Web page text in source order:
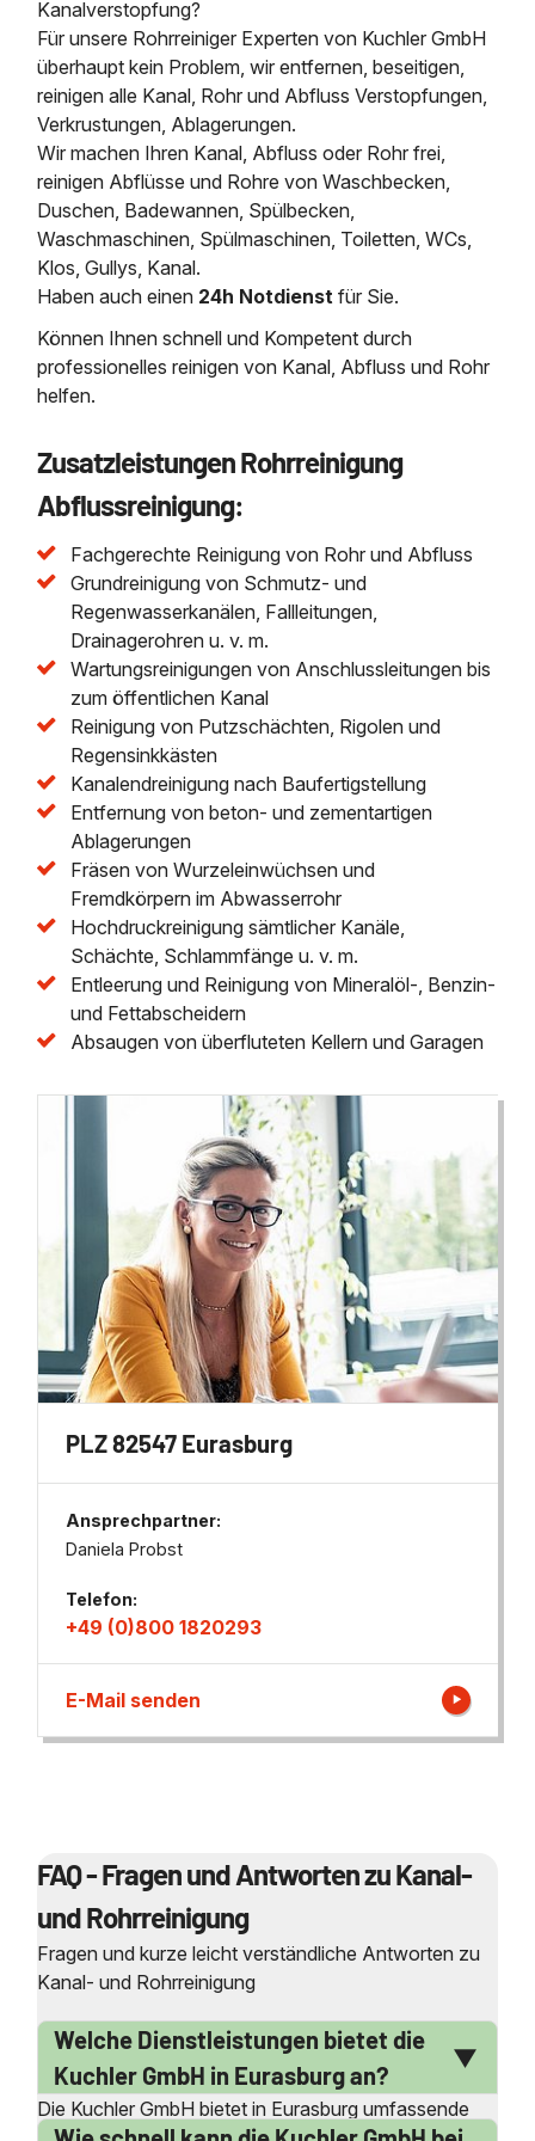
Kanalverstopfung?
Für unsere Rohrreiniger Experten von Kuchler GmbH
überhaupt kein Problem, wir entfernen, beseitigen,
reinigen alle Kanal, Rohr und Abfluss Verstopfungen,
Verkrustungen, Ablagerungen.
Wir machen Ihren Kanal, Abfluss oder Rohr frei,
reinigen Abflüsse und Rohre von Waschbecken,
Duschen, Badewannen, Spülbecken,
Waschmaschinen, Spülmaschinen, Toiletten, WCs,
Klos, Gullys, Kanal.
Haben auch einen 24h Notdienst für Sie.
Können Ihnen schnell und Kompetent durch
professionelles reinigen von Kanal, Abfluss und Rohr
helfen.
Zusatzleistungen Rohrreinigung
Abflussreinigung:
Fachgerechte Reinigung von Rohr und Abfluss
Grundreinigung von Schmutz- und
Regenwasserkanälen, Fallleitungen,
Drainagerohren u. v. m.
Wartungsreinigungen von Anschlussleitungen bis
zum öffentlichen Kanal
Reinigung von Putzschächten, Rigolen und
Regensinkkästen
Kanalendreinigung nach Baufertigstellung
Entfernung von beton- und zementartigen
Ablagerungen
Fräsen von Wurzeleinwüchsen und
Fremdkörpern im Abwasserrohr
Hochdruckreinigung sämtlicher Kanäle,
Schächte, Schlammfänge u. v. m.
Entleerung und Reinigung von Mineralöl-, Benzin-
und Fettabscheidern
Absaugen von überfluteten Kellern und Garagen
PLZ 82547 Eurasburg
Ansprechpartner:
Daniela Probst
Telefon:
+49 (0)800 1820293
E-Mail senden
FAQ - Fragen und Antworten zu Kanal-
und Rohrreinigung
Fragen und kurze leicht verständliche Antworten zu
Kanal- und Rohrreinigung
Welche Dienstleistungen bietet die
Kuchler GmbH in Eurasburg an?
Die Kuchler GmbH bietet in Eurasburg umfassende